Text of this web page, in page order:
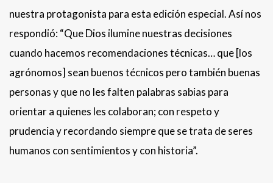
nuestra protagonista para esta edición especial. Así nos
respondió: “Que Dios ilumine nuestras decisiones
cuando hacemos recomendaciones técnicas… que [los
agrónomos] sean buenos técnicos pero también buenas
personas y que no les falten palabras sabias para
orientar a quienes les colaboran; con respeto y
prudencia y recordando siempre que se trata de seres
humanos con sentimientos y con historia”.